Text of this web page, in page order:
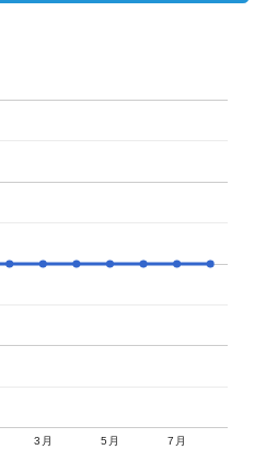
3月 5月 7月